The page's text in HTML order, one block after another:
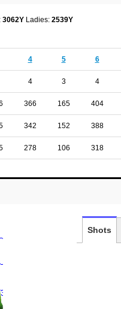
3062Y Ladies: 2539Y
4
4
366
342
278
5
3
165
152
106
6
4
404
388
318
Shots